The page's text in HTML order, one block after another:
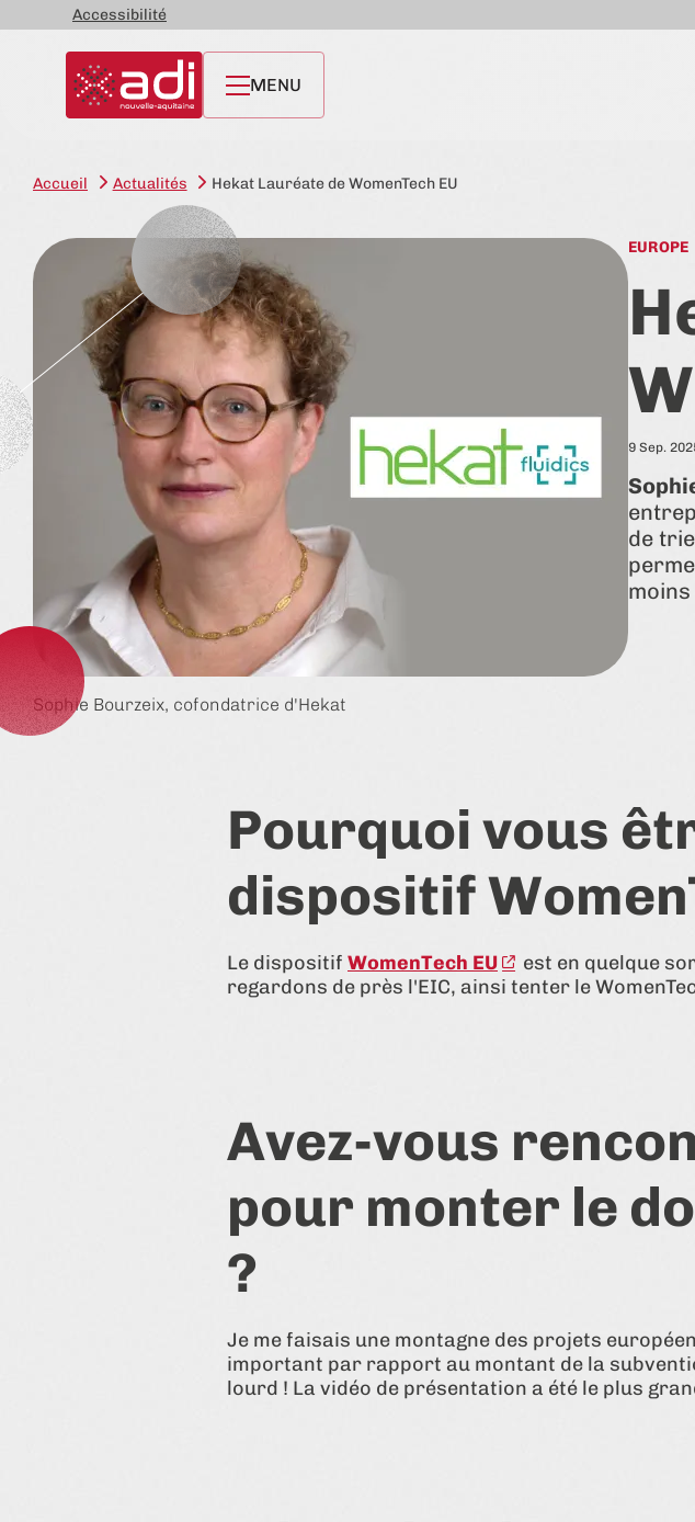
Accessibilité
MENU
Accueil Actualités Hekat Lauréate de WomenTech EU
Sophie Bourzeix, cofondatrice d'Hekat
EUROPE
9 Sep.
de
Pourquoi vous
dispositif
Le dispositif WomenTech EU
est en quelque
regardons de près l'EIC, ainsi tenter le
Avez-vous
pour monter le
?
Je me faisais une montagne des projets
important par rapport au montant de la
lourd ! La vidéo de présentation a été le plus